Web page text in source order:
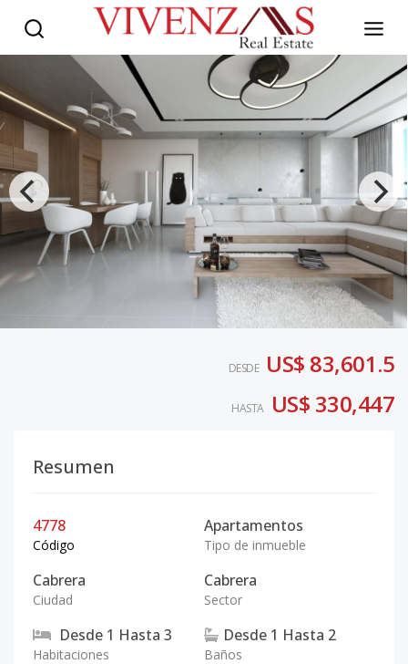
DESDE US$ 83,601.5
HASTA US$ 330,447
Resumen
4778
Código
Apartamentos
Tipo de inmueble
Cabrera
Ciudad
Cabrera
Sector
Desde 1 Hasta 3
Habitaciones
Desde 1 Hasta 2
Baños